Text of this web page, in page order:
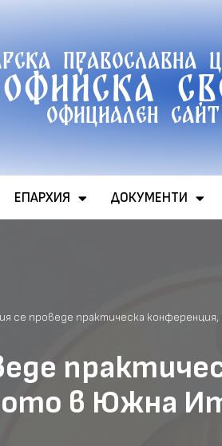
православна
Официален
ЕПАРХИЯ ДОКУМЕНТИ
се проведе практическа
в Южна